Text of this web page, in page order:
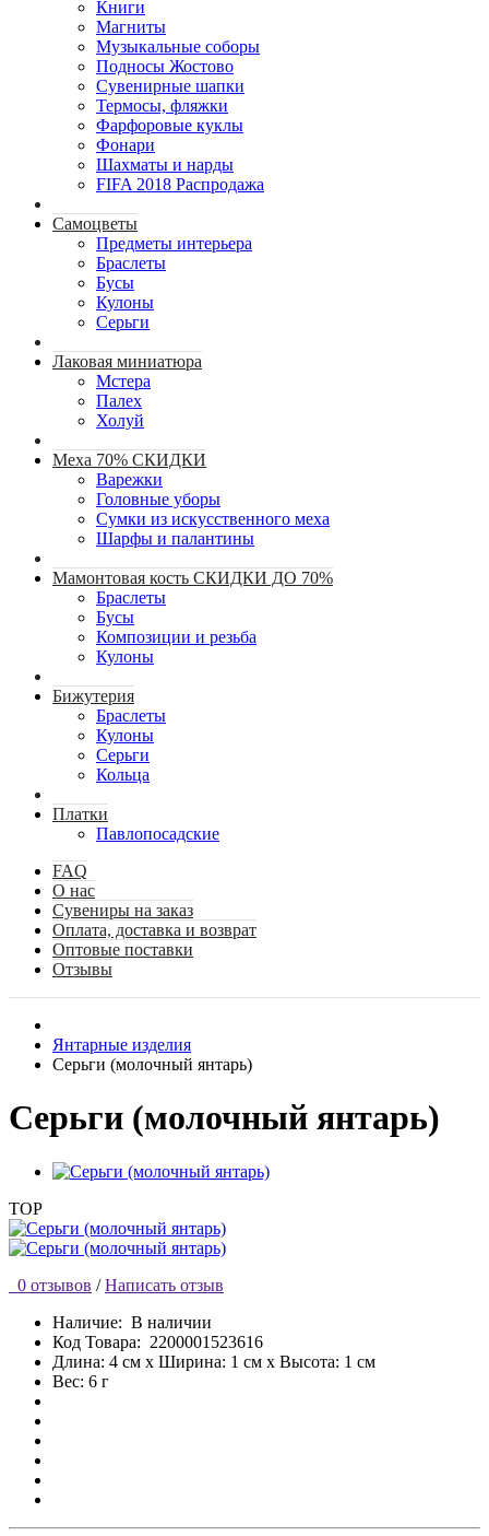
Книги
Магниты
Музыкальные соборы
Подносы Жостово
Сувенирные шапки
Термосы, фляжки
Фарфоровые куклы
Фонари
Шахматы и нарды
FIFA 2018 Распродажа
Самоцветы
Предметы интерьера
Браслеты
Бусы
Кулоны
Серьги
Лаковая миниатюра
Мстера
Палех
Холуй
Меха 70% СКИДКИ
Варежки
Головные уборы
Сумки из искусственного меха
Шарфы и палантины
Мамонтовая кость СКИДКИ ДО 70%
Браслеты
Бусы
Композиции и резьба
Кулоны
Бижутерия
Браслеты
Кулоны
Серьги
Кольца
Платки
Павлопосадские
FAQ
О нас
Сувениры на заказ
Оплата, доставка и возврат
Оптовые поставки
Отзывы
Янтарные изделия
Серьги (молочный янтарь)
Серьги (молочный янтарь)
TOP
0 отзывов / Написать отзыв
Наличие: В наличии
Код Товара: 2200001523616
Длина: 4 см x Ширина: 1 см x Высота: 1 см
Вес: 6 г